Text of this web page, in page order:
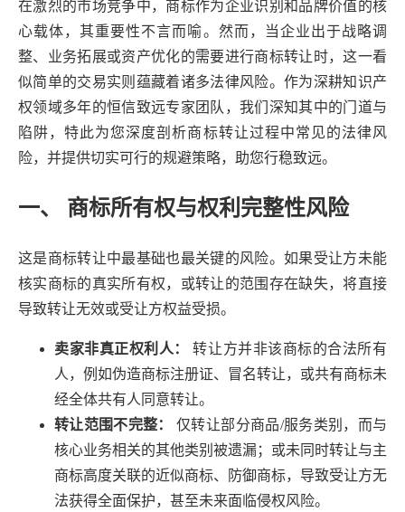
在激烈的市场竞争中，商标作为企业识别和品牌价值的核
心载体，其重要性不言而喻。然而，当企业出于战略调
整、业务拓展或资产优化的需要进行商标转让时，这一看
似简单的交易实则蕴藏着诸多法律风险。作为深耕知识产
权领域多年的恒信致远专家团队，我们深知其中的门道与
陷阱，特此为您深度剖析商标转让过程中常见的法律风
险，并提供切实可行的规避策略，助您行稳致远。
一、 商标所有权与权利完整性风险
这是商标转让中最基础也最关键的风险。如果受让方未能
核实商标的真实所有权，或转让的范围存在缺失，将直接
导致转让无效或受让方权益受损。
卖家非真正权利人：
转让方并非该商标的合法所有
人，例如伪造商标注册证、冒名转让，或共有商标未
经全体共有人同意转让。
转让范围不完整：
仅转让部分商品/服务类别，而与
核心业务相关的其他类别被遗漏；或未同时转让与主
商标高度关联的近似商标、防御商标，导致受让方无
法获得全面保护，甚至未来面临侵权风险。